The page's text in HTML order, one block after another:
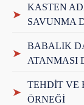
➤
KASTEN
SAVUNMA
➤
BABALIK
ATANMASI
➤
TEHDİT VE
ÖRNEĞİ